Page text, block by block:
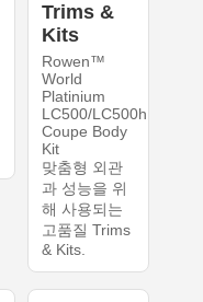
Trims &
Kits
Rowen™
World
Platinium
LC500/LC500h
Coupe Body
Kit
맞춤형 외관
과 성능을 위
해 사용되는
고품질 Trims
& Kits.